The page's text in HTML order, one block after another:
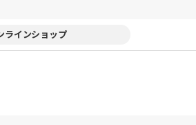
ラインショップ